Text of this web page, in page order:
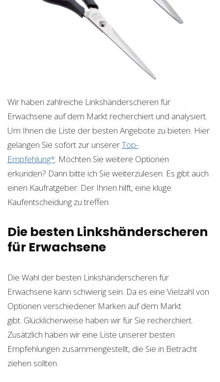
Wir haben zahlreiche Linkshänderscheren für
Erwachsene auf dem Markt recherchiert und analysiert.
Um Ihnen die Liste der besten Angebote zu bieten. Hier
gelangen Sie sofort zur unsererTop-
Empfehlung*. Möchten Sie weitere Optionen
erkunden? Dann bitte ich Sie weiterzulesen. Es gibt auch
einen Kaufratgeber. Der Ihnen hilft, eine kluge
Kaufentscheidung zu treffen.
Die besten Linkshänderscheren
für Erwachsene
Die Wahl der besten Linkshänderscheren für
Erwachsene kann schwierig sein. Da es eine Vielzahl von
Optionen verschiedener Marken auf dem Markt
gibt. Glücklicherweise haben wir für Sie recherchiert.
Zusätzlich haben wir eine Liste unserer besten
Empfehlungen zusammengestellt, die Sie in Betracht
ziehen sollten.